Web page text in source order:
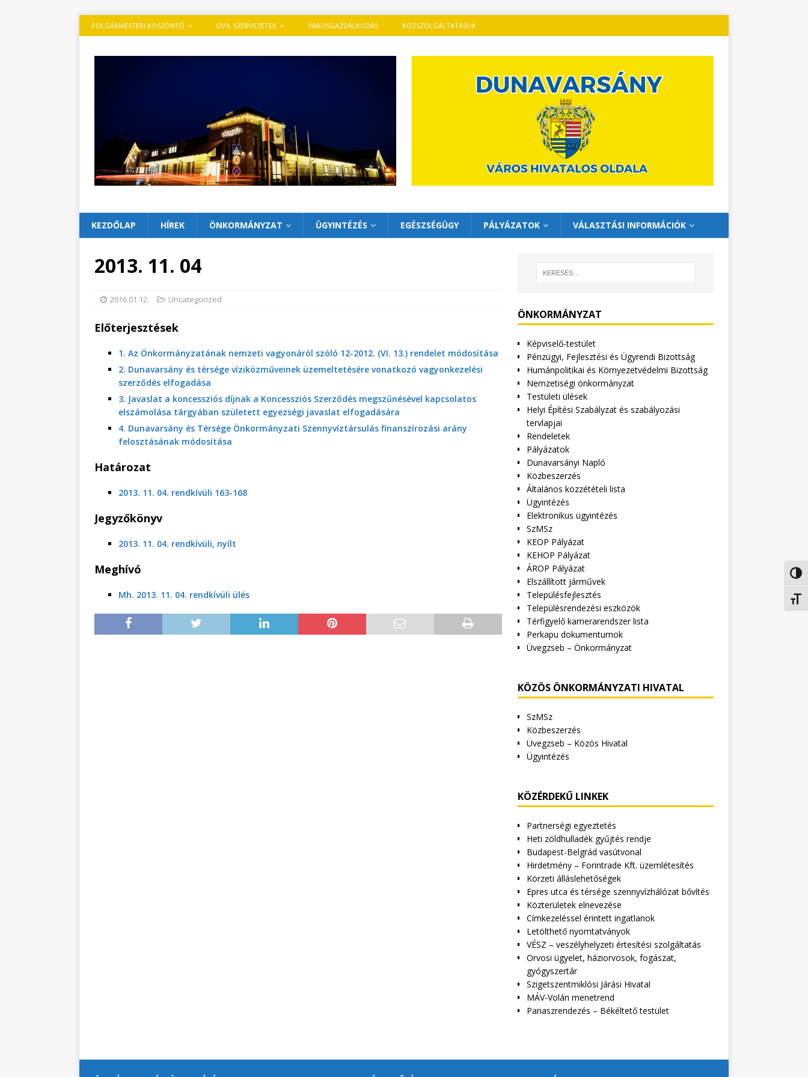
POLGÁRMESTERI KÖSZÖNTŐ CIVIL SZERVEZETEK VÁROSGAZDÁLKODÁS KÖZSZOLGÁLTATÁSOK
KEZDŐLAP HÍREK ÖNKORMÁNYZAT ÜGYINTÉZÉS EGÉSZSÉGÜGY PÁLYÁZATOK VÁLASZTÁSI INFORMÁCIÓK
2013. 11. 04
2016.01.12. Uncategorized
Előterjesztések
1. Az Önkormányzatának nemzeti vagyonáról szóló 12-2012. (VI. 13.) rendelet módosítása
2. Dunavarsány és térsége víziközműveinek üzemeltetésére vonatkozó vagyonkezelési
szerződés elfogadása
3. Javaslat a koncessziós díjnak a Koncessziós Szerződés megszűnésével kapcsolatos
elszámolása tárgyában született egyezségi javaslat elfogadására
4. Dunavarsány és Térsége Önkormányzati Szennyvíztársulás finanszírozási arány
felosztásának módosítása
Határozat
2013. 11. 04. rendkívüli 163-168
Jegyzőkönyv
2013. 11. 04. rendkívüli, nyílt
Meghívó
Mh. 2013. 11. 04. rendkívüli ülés
ÖNKORMÁNYZAT
Képviselő-testület
Pénzügyi, Fejlesztési és Ügyrendi Bizottság
Humánpolitikai és Környezetvédelmi Bizottság
Nemzetiségi önkormányzat
Testületi ülések
Helyi Építési Szabályzat és szabályozási
tervlapjai
Rendeletek
Pályázatok
Dunavarsányi Napló
Közbeszerzés
Általános közzétételi lista
Ügyintézés
Elektronikus ügyintézés
SzMSz
KEOP Pályázat
KEHOP Pályázat
ÁROP Pályázat
Elszállított járművek
Településfejlesztés
Településrendezési eszközök
Térfigyelő kamerarendszer lista
Perkapu dokumentumok
Üvegzseb – Önkormányzat
KÖZÖS ÖNKORMÁNYZATI HIVATAL
SzMSz
Közbeszerzés
Üvegzseb – Közös Hivatal
Ügyintézés
KÖZÉRDEKŰ LINKEK
Partnerségi egyeztetés
Heti zöldhulladék gyűjtés rendje
Budapest-Belgrád vasútvonal
Hirdetmény – Forintrade Kft. üzemlétesítés
Körzeti álláslehetőségek
Epres utca és térsége szennyvízhálózat bővítés
Közterületek elnevezése
Címkezeléssel érintett ingatlanok
Letölthető nyomtatványok
VÉSZ – veszélyhelyzeti értesítési szolgáltatás
Orvosi ügyelet, háziorvosok, fogászat,
gyógyszertár
Szigetszentmiklósi Járási Hivatal
MÁV-Volán menetrend
Panaszrendezés – Békéltető testület